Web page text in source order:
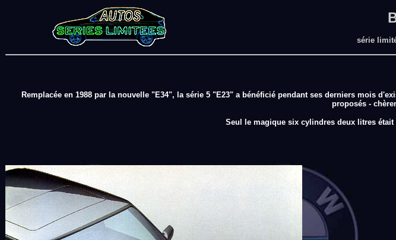
série
Remplacée en 1988 par la nouvelle "E34", la série 5 "E23" a bénéficié pendant ses derniers mois
proposés -
Seul le magique six cylindres deux litres